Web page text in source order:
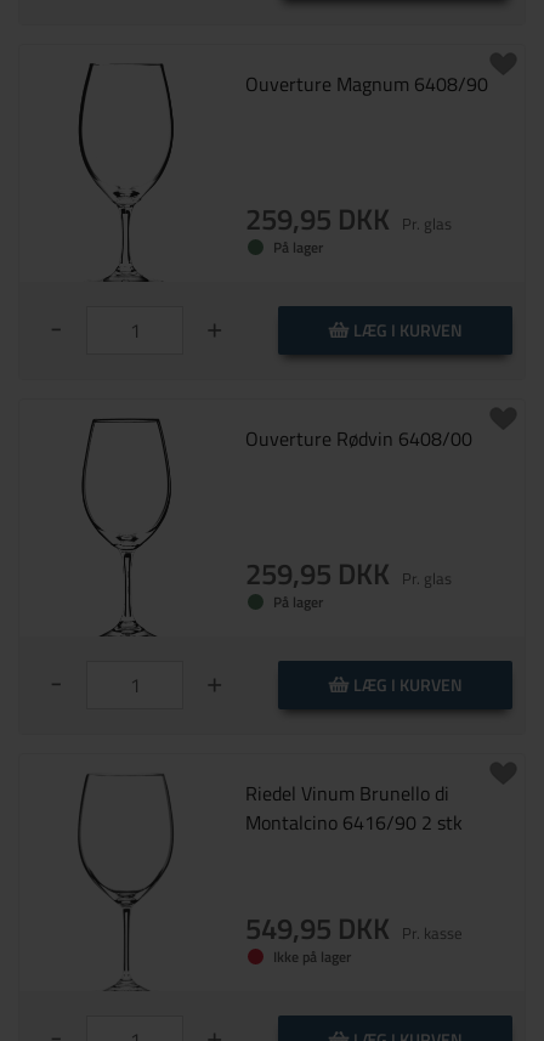
Ouverture Magnum 6408/90
259,95 DKK Pr. glas
På lager
- + LÆG I KURVEN
Ouverture Rødvin 6408/00
259,95 DKK Pr. glas
På lager
- + LÆG I KURVEN
Riedel Vinum Brunello di
Montalcino 6416/90 2 stk
549,95 DKK Pr. kasse
Ikke på lager